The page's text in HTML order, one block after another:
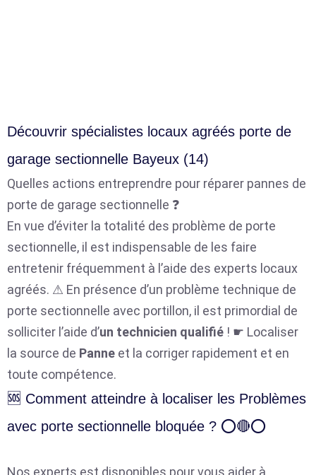
Découvrir spécialistes locaux agréés porte de
garage sectionnelle Bayeux (14)
Quelles actions entreprendre pour réparer pannes de
porte de garage sectionnelle ❓
En vue d’éviter la totalité des problème de porte
sectionnelle, il est indispensable de les faire
entretenir fréquemment à l’aide des experts locaux
agréés. ⚠ En présence d’un problème technique de
porte sectionnelle avec portillon, il est primordial de
solliciter l’aide d’un technicien qualifié ! ☛ Localiser
la source de Panne et la corriger rapidement et en
toute compétence.
🆘 Comment atteindre à localiser les Problèmes
avec porte sectionnelle bloquée ? ⭕🔴⭕